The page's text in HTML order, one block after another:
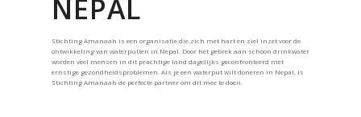
NEPAL
Stichting Amanaah is een organisatie die zich met hart en ziel inzet voor de
ontwikkeling van waterputten in Nepal. Door het gebrek aan schoon drinkwater
worden veel mensen in dit prachtige land dagelijks geconfronteerd met
ernstige gezondheidsproblemen. Als je een waterput wilt doneren in Nepal, is
Stichting Amanaah de perfecte partner om dit mee te doen.